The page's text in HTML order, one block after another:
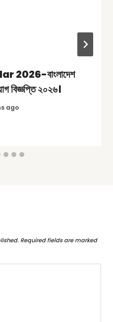
2026-বাংলাদেশ
বিজ্ঞপ্তি ২০২৬।
ago
Required fields are marked